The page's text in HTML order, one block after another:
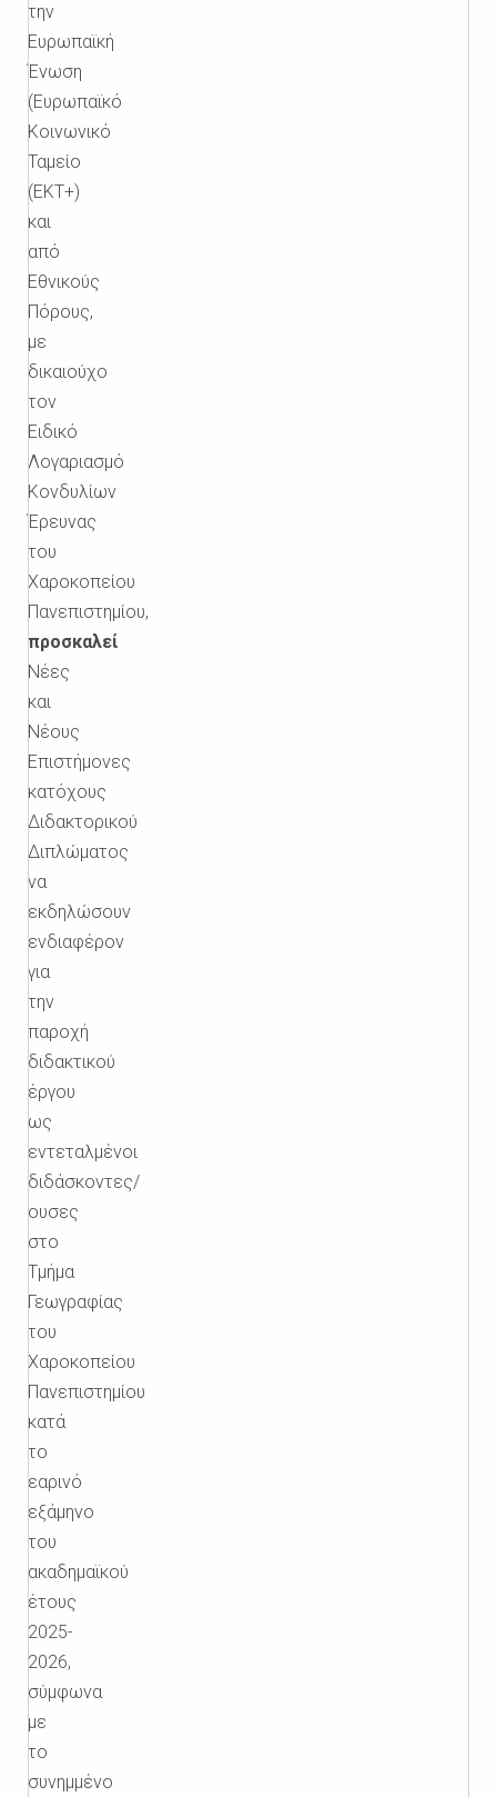
την
Ευρωπαϊκή
Ένωση
(Ευρωπαϊκό
Κοινωνικό
Ταμείο
(ΕΚΤ+)
και
από
Εθνικούς
Πόρους,
με
δικαιούχο
τον
Ειδικό
Λογαριασμό
Κονδυλίων
Έρευνας
του
Χαροκοπείου
Πανεπιστημίου,
προσκαλεί
Νέες
και
Νέους
Επιστήμονες
κατόχους
Διδακτορικού
Διπλώματος
να
εκδηλώσουν
ενδιαφέρον
για
την
παροχή
διδακτικού
έργου
ως
εντεταλμένοι
διδάσκοντες/
ουσες
στο
Τμήμα
Γεωγραφίας
του
Χαροκοπείου
Πανεπιστημίου
κατά
το
εαρινό
εξάμηνο
του
ακαδημαϊκού
έτους
2025-
2026,
σύμφωνα
με
το
συνημμένο